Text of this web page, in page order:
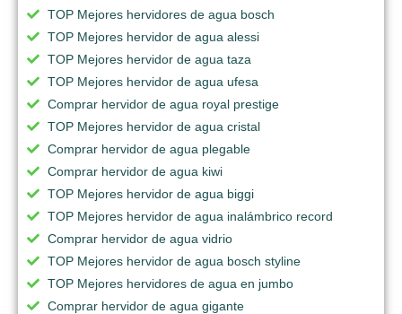
TOP Mejores hervidores de agua bosch
TOP Mejores hervidor de agua alessi
TOP Mejores hervidor de agua taza
TOP Mejores hervidor de agua ufesa
Comprar hervidor de agua royal prestige
TOP Mejores hervidor de agua cristal
Comprar hervidor de agua plegable
Comprar hervidor de agua kiwi
TOP Mejores hervidor de agua biggi
TOP Mejores hervidor de agua inalámbrico record
Comprar hervidor de agua vidrio
TOP Mejores hervidor de agua bosch styline
TOP Mejores hervidores de agua en jumbo
Comprar hervidor de agua gigante